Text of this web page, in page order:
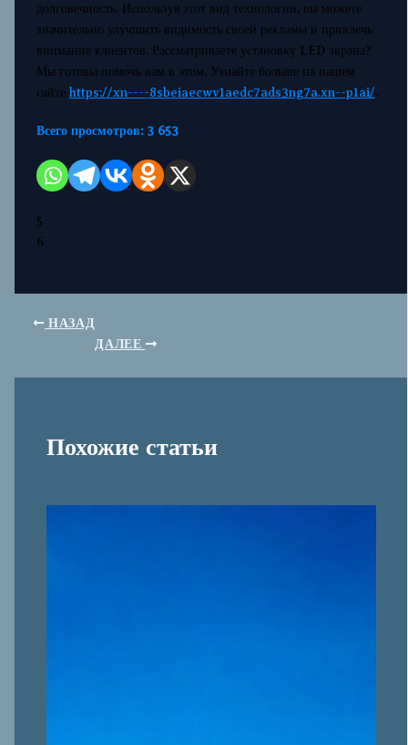
долговечность. Используя этот вид технологии, вы можете
значительно улучшить видимость своей рекламы и привлечь
внимание клиентов. Рассматриваете установку LED экрана?
Мы готовы помочь вам в этом. Узнайте больше на нашем
сайте https://xn----8sbeiaecwv1aedc7ads3ng7a.xn--p1ai/.
Всего просмотров: 3 653
5
6
НАЗАД
ДАЛЕЕ
Похожие статьи